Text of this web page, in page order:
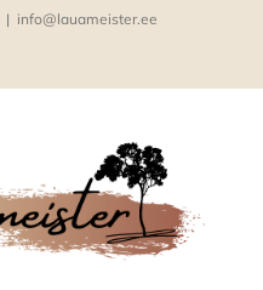
| info@lauameister.ee